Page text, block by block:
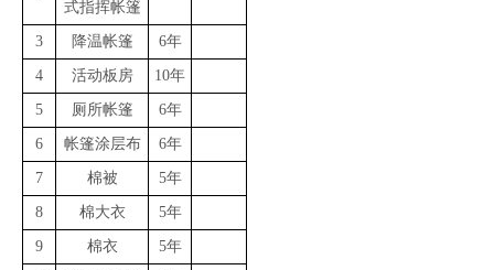
式指挥帐篷
3 降温帐篷 6年
4 活动板房 10年
5 厕所帐篷 6年
6 帐篷涂层布 6年
7 棉被 5年
8 棉大衣 5年
9 棉衣 5年